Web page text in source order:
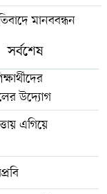
মানববন্ধন
সর্বশেষ
উদ্যোগ
এগিয়ে